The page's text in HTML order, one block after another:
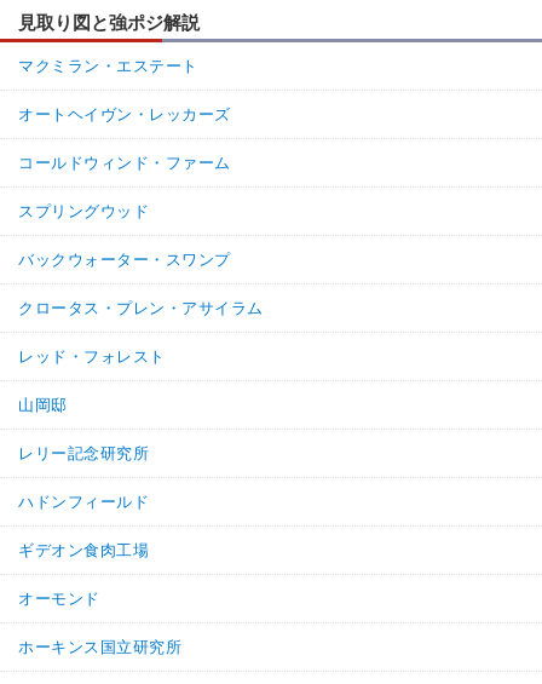
見取り図と強ポジ解説
マクミラン・エステート
オートヘイヴン・レッカーズ
コールドウィンド・ファーム
スプリングウッド
バックウォーター・スワンプ
クロータス・プレン・アサイラム
レッド・フォレスト
山岡邸
レリー記念研究所
ハドンフィールド
ギデオン食肉工場
オーモンド
ホーキンス国立研究所